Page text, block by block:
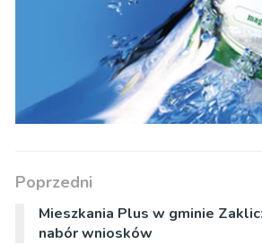
Poprzedni
Mieszkania Plus w gminie
nabór wniosków